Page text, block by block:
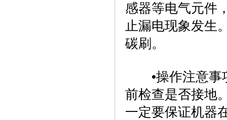
感器等电气元件
止漏电现象发生
碳刷‌。
‌•操作注意事
前检查是否接地
一定要保证机器